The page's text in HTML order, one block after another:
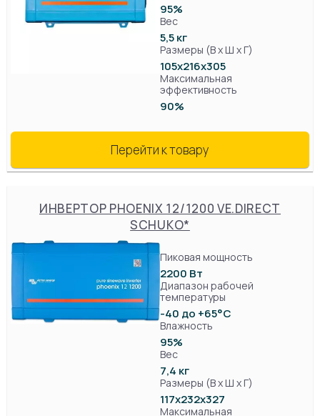
95%
Вес
5,5 кг
Размеры (В х Ш х Г)
105x216х305
Максимальная
эффективность
90%
Перейти к товару
ИНВЕРТОР PHOENIX 12/1200 VE.DIRECT
SCHUKO*
Пиковая мощность
2200 Вт
Диапазон рабочей
температуры
-40 до +65°C
Влажность
95%
Вес
7,4 кг
Размеры (В х Ш х Г)
117x232х327
Максимальная